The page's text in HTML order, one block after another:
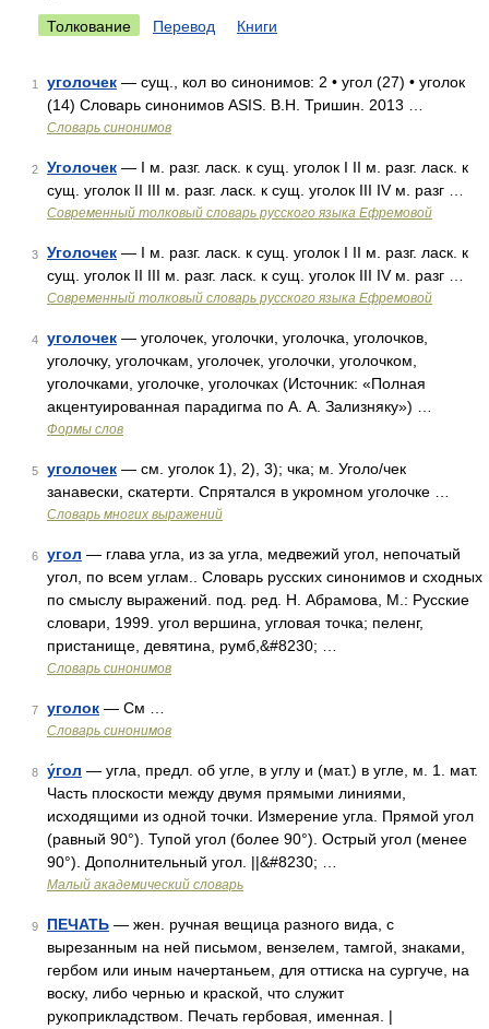
Толкование Перевод Книги
1 уголочек — сущ., кол во синонимов: 2 • угол (27) • уголок
(14) Словарь синонимов ASIS. В.Н. Тришин. 2013 …
Словарь синонимов
2 Уголочек — I м. разг. ласк. к сущ. уголок I II м. разг. ласк. к
сущ. уголок II III м. разг. ласк. к сущ. уголок III IV м. разг …
Современный толковый словарь русского языка Ефремовой
3 Уголочек — I м. разг. ласк. к сущ. уголок I II м. разг. ласк. к
сущ. уголок II III м. разг. ласк. к сущ. уголок III IV м. разг …
Современный толковый словарь русского языка Ефремовой
4 уголочек — уголочек, уголочки, уголочка, уголочков,
уголочку, уголочкам, уголочек, уголочки, уголочком,
уголочками, уголочке, уголочках (Источник: «Полная
акцентуированная парадигма по А. А. Зализняку») …
Формы слов
5 уголочек — см. уголок 1), 2), 3); чка; м. Уголо/чек
занавески, скатерти. Спрятался в укромном уголочке …
Словарь многих выражений
6 угол — глава угла, из за угла, медвежий угол, непочатый
угол, по всем углам.. Словарь русских синонимов и сходных
по смыслу выражений. под. ред. Н. Абрамова, М.: Русские
словари, 1999. угол вершина, угловая точка; пеленг,
пристанище, девятина, румб,&#8230; …
Словарь синонимов
7 уголок — См …
Словарь синонимов
8 у́гол — угла, предл. об угле, в углу и (мат.) в угле, м. 1. мат.
Часть плоскости между двумя прямыми линиями,
исходящими из одной точки. Измерение угла. Прямой угол
(равный 90°). Тупой угол (более 90°). Острый угол (менее
90°). Дополнительный угол. ||&#8230; …
Малый академический словарь
9 ПЕЧАТЬ — жен. ручная вещица разного вида, с
вырезанным на ней письмом, вензелем, тамгой, знаками,
гербом или иным начертаньем, для оттиска на сургуче, на
воску, либо чернью и краской, что служит
рукоприкладством. Печать гербовая, именная. |